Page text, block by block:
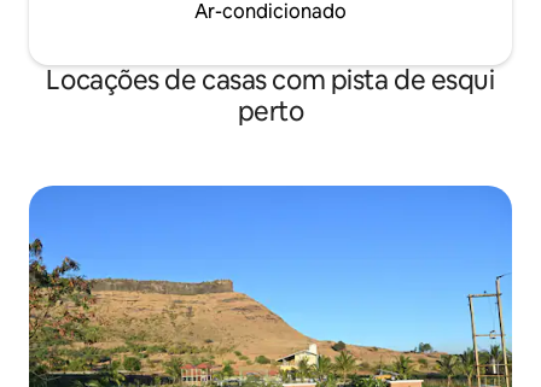
Ar-condicionado
Locações de casas com pista de esqui
perto